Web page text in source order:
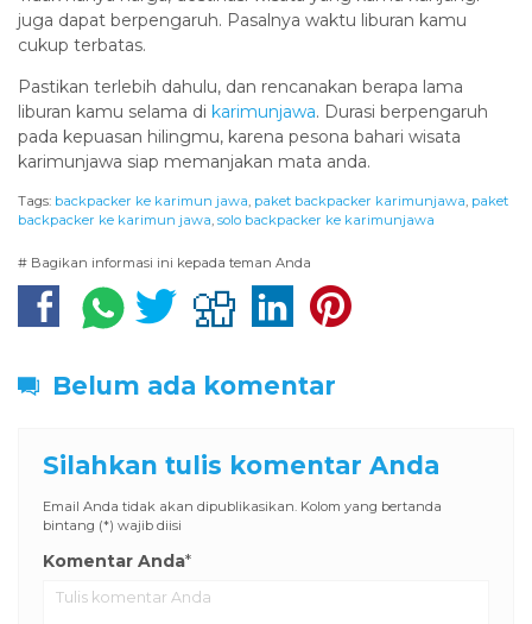
juga dapat berpengaruh. Pasalnya waktu liburan kamu
cukup terbatas.
Pastikan terlebih dahulu, dan rencanakan berapa lama
liburan kamu selama di karimunjawa. Durasi berpengaruh
pada kepuasan hilingmu, karena pesona bahari wisata
karimunjawa siap memanjakan mata anda.
Tags: backpacker ke karimun jawa, paket backpacker karimunjawa, paket
backpacker ke karimun jawa, solo backpacker ke karimunjawa
# Bagikan informasi ini kepada teman Anda
Belum ada komentar
Silahkan tulis komentar Anda
Email Anda tidak akan dipublikasikan. Kolom yang bertanda
bintang (*) wajib diisi
Komentar Anda*